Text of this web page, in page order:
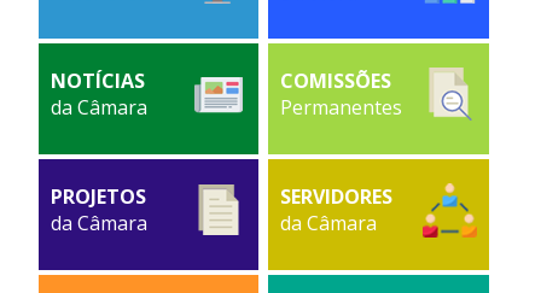
NOTÍCIAS
da Câmara
COMISSÕES
Permanentes
PROJETOS
da Câmara
SERVIDORES
da Câmara